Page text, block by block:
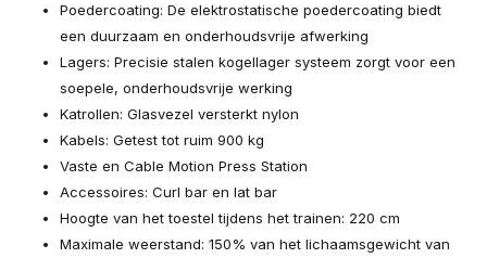
Poedercoating: De elektrostatische poedercoating biedt
een duurzaam en onderhoudsvrije afwerking
Lagers: Precisie stalen kogellager systeem zorgt voor een
soepele, onderhoudsvrije werking
Katrollen: Glasvezel versterkt nylon
Kabels: Getest tot ruim 900 kg
Vaste en Cable Motion Press Station
Accessoires: Curl bar en lat bar
Hoogte van het toestel tijdens het trainen: 220 cm
Maximale weerstand: 150% van het lichaamsgewicht van